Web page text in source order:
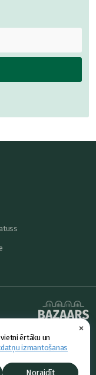
×
ērtāku un
izmantošanas
Noraidīt
powered by